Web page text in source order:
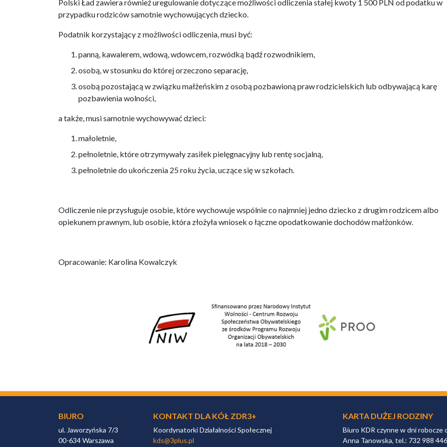
Polski Ład zawiera również uregulowanie dotyczące możliwości odliczenia stałej kwoty 1 500 PLN od podatku w
przypadku rodziców samotnie wychowujących dziecko.
Podatnik korzystający z możliwości odliczenia, musi być:
panną, kawalerem, wdową, wdowcem, rozwódką bądź rozwodnikiem,
osobą, w stosunku do której orzeczono separację,
osobą pozostającą w związku małżeńskim z osobą pozbawioną praw rodzicielskich lub odbywającą karę
pozbawienia wolności,
a także, musi samotnie wychowywać dzieci:
małoletnie,
pełnoletnie, które otrzymywały zasiłek pielęgnacyjny lub rentę socjalną,
pełnoletnie do ukończenia 25 roku życia, uczące się w szkołach.
Odliczenie nie przysługuje osobie, które wychowuje wspólnie co najmniej jedno dziecko z drugim rodzicem albo
opiekunem prawnym, lub osobie, która złożyła wniosek o łączne opodatkowanie dochodów małżonków.
Opracowanie: Karolina Kowalczyk
BIURO
ul. Jaworzyńska 7/3
00-634 Warszawa
KONTAKT DLA KÓŁ ZDR3+
Koordynatorki Działalności Społecznej
kds@3plus.pl
KARTA DUŻEJ RODZINY
Biuro KDR czynne w dni robocze
Anna Tanowska, tel.: 732 988 446